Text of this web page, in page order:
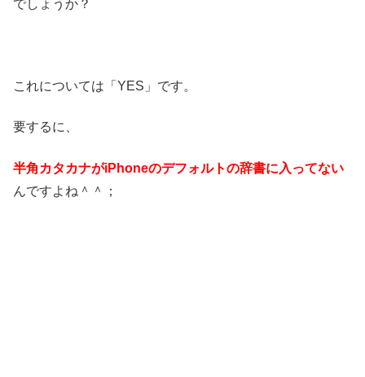
でしょうか？
これについては「YES」です。
要するに、
半角カタカナがiPhoneのデフォルトの辞書に入ってない
んですよね＾＾；